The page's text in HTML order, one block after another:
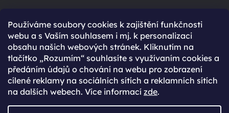
Používáme soubory cookies k zajištění funkčnosti
webu a s Vaším souhlasem i mj. k personalizaci
obsahu našich webových stránek. Kliknutím na
tlačítko „Rozumím“ souhlasíte s využívaním cookies a
předáním údajů o chování na webu pro zobrazení
cílené reklamy na sociálních sítích a reklamních sítích
na dalších webech. Více informací zde.
Ještě nemáte účet?
Rychlejší nákup díky uloženým údajům
Přehled o stavu objednávky
Kompletní historie objednávek
Speciální akce, novinky a slevy pro registrované